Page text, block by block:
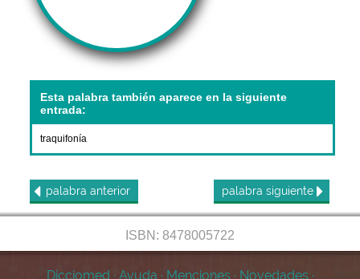
Esta palabra también aparece en la siguiente
entrada:
traquifonía
palabra anterior palabra siguiente
ISBN: 8478005722
Dicciomed · Ayuda · Menciones · Novedades ·